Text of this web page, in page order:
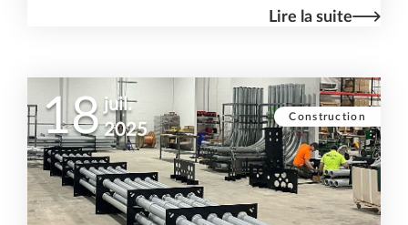
Lire la suite
18 juil.
2025
Construction